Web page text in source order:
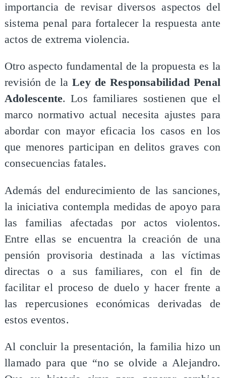
importancia de revisar diversos aspectos del
sistema penal para fortalecer la respuesta ante
actos de extrema violencia.
Otro aspecto fundamental de la propuesta es la
revisión de laLey de Responsabilidad Penal
Adolescente. Los familiares sostienen que el
marco normativo actual necesita ajustes para
abordar con mayor eficacia los casos en los
que menores participan en delitos graves con
consecuencias fatales.
Además del endurecimiento de las sanciones,
la iniciativa contempla medidas de apoyo para
las familias afectadas por actos violentos.
Entre ellas se encuentra la creación de una
pensión provisoria destinada a las víctimas
directas o a sus familiares, con el fin de
facilitar el proceso de duelo y hacer frente a
las repercusiones económicas derivadas de
estos eventos.
Al concluir la presentación, la familia hizo un
llamado para que “no se olvide a Alejandro.